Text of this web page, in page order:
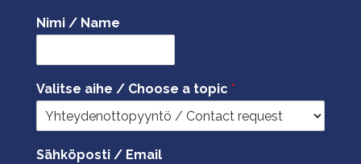
Nimi / Name
Valitse aihe / Choose a topic *
Sähköposti / Email